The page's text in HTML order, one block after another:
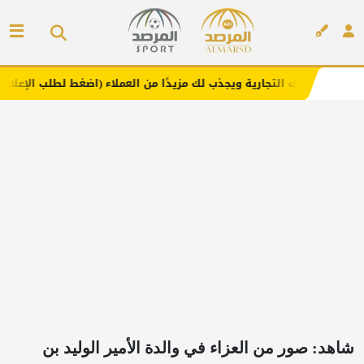
ويجذب لك مزيدًا من العملاء (اضغط لطلب الإعلان)
شاهد: صور من العزاء في والدة الأمير الوليد بن